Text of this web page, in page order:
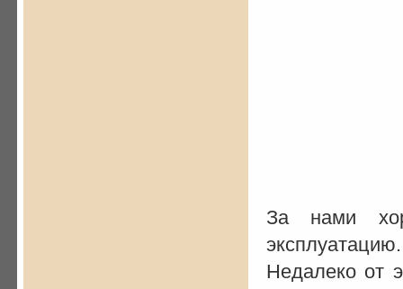
За нами
Недалеко от